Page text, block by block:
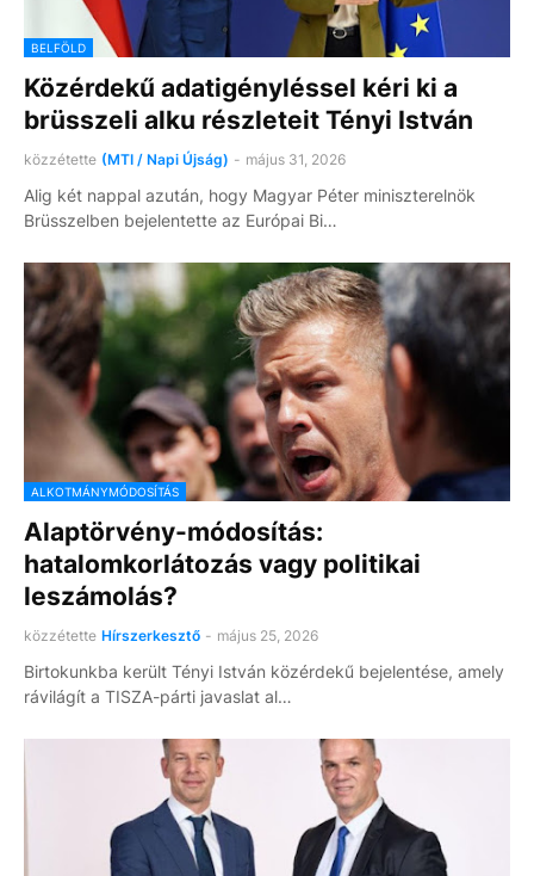
BELFÖLD
Közérdekű adatigényléssel kéri ki a
brüsszeli alku részleteit Tényi István
közzétette (MTI / Napi Újság) - május 31, 2026
Alig két nappal azután, hogy Magyar Péter miniszterelnök
Brüsszelben bejelentette az Európai Bi…
ALKOTMÁNYMÓDOSÍTÁS
Alaptörvény-módosítás:
hatalomkorlátozás vagy politikai
leszámolás?
közzétette Hírszerkesztő - május 25, 2026
Birtokunkba került Tényi István közérdekű bejelentése, amely
rávilágít a TISZA-párti javaslat al…